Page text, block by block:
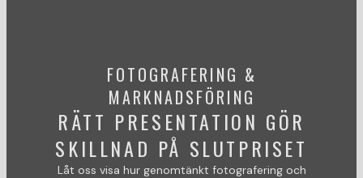
FOTOGRAFERING &
MARKNADSFÖRING
RÄTT PRESENTATION GÖR
SKILLNAD PÅ SLUTPRISET
Låt oss visa hur genomtänkt fotografering och